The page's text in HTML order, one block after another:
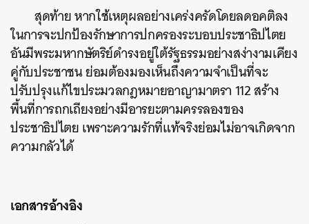
สุดท้าย หากใช้เหตุผลอย่างเคร่งครัดโดยลดอคติลง
ในการจะปกป้องรักษาการปกครองระบอบประชาธิปไตย
อันมีพระมหากษัตริย์ดำรงอยู่ใต้รัฐธรรมอย่างสง่างามเคียง
คู่กับประชาชน ย่อมต้องมองเห็นถึงความจำเป็นที่จะ
ปรับปรุงแก้ไขประมวลกฎหมายอาญามาตรา 112 สร้าง
พื้นที่การถกเถียงอย่างมีอารยะตามครรลองของ
ประชาธิปไตย เพราะความรักที่แท้จริงย่อมไม่อาจเกิดจาก
ความกลัวได้
เอกสารอ้างอิง